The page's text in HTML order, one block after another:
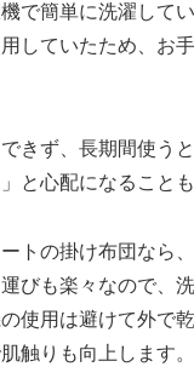
で簡単に洗濯して
していたため、お
きず、長期間使うと
」と心配になること
トの掛け布団なら
びも楽々なので、
使用は避けて外で
触りも向上します。